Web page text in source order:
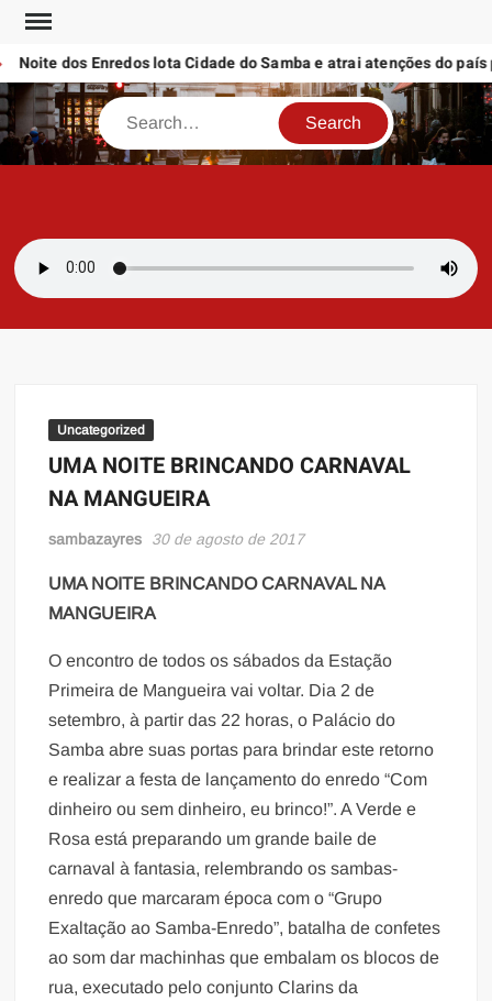
Skip
content
Noite dos Enredos lota Cidade do Samba e atrai atenções do país
Search
Uncategorized
UMA NOITE BRINCANDO CARNAVAL
NA MANGUEIRA
sambazayres 30 de agosto de 2017
UMA NOITE BRINCANDO CARNAVAL NA
MANGUEIRA
O encontro de todos os sábados da Estação
Primeira de Mangueira vai voltar. Dia 2 de
setembro, à partir das 22 horas, o Palácio do
Samba abre suas portas para brindar este retorno
e realizar a festa de lançamento do enredo “Com
dinheiro ou sem dinheiro, eu brinco!”. A Verde e
Rosa está preparando um grande baile de
carnaval à fantasia, relembrando os sambas-
enredo que marcaram época com o “Grupo
Exaltação ao Samba-Enredo”, batalha de confetes
ao som dar machinhas que embalam os blocos de
rua, executado pelo conjunto Clarins da